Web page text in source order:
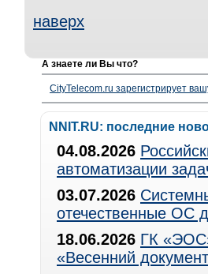
наверх
А знаете ли Вы что?
CityTelecom.ru зарегистрирует
NNIT.RU: последние
04.08.2026
автоматизации
03.07.2026
отечественные ОС
18.06.2026 ГК
«Весенний